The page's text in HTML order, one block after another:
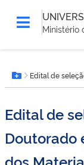
Ministério
está
aqui:Botão Menu
Edital de
Edital de
Doutorado